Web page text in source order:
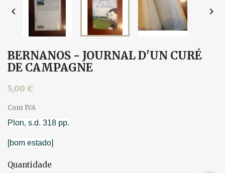
 
BERNANOS - JOURNAL D'UN CURÉ
DE CAMPAGNE
5,00 €
Com IVA
Plon, s.d. 318 pp.
[bom estado]
Quantidade